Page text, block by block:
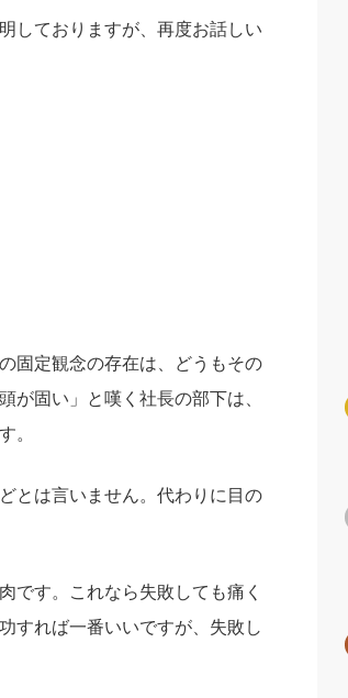
しておりますが、再度お話しい
固定観念の存在は、どうもその
が固い」と嘆く社長の部下は、
。
とは言いません。代わりに目の
です。これなら失敗しても痛く
すれば一番いいですが、失敗し